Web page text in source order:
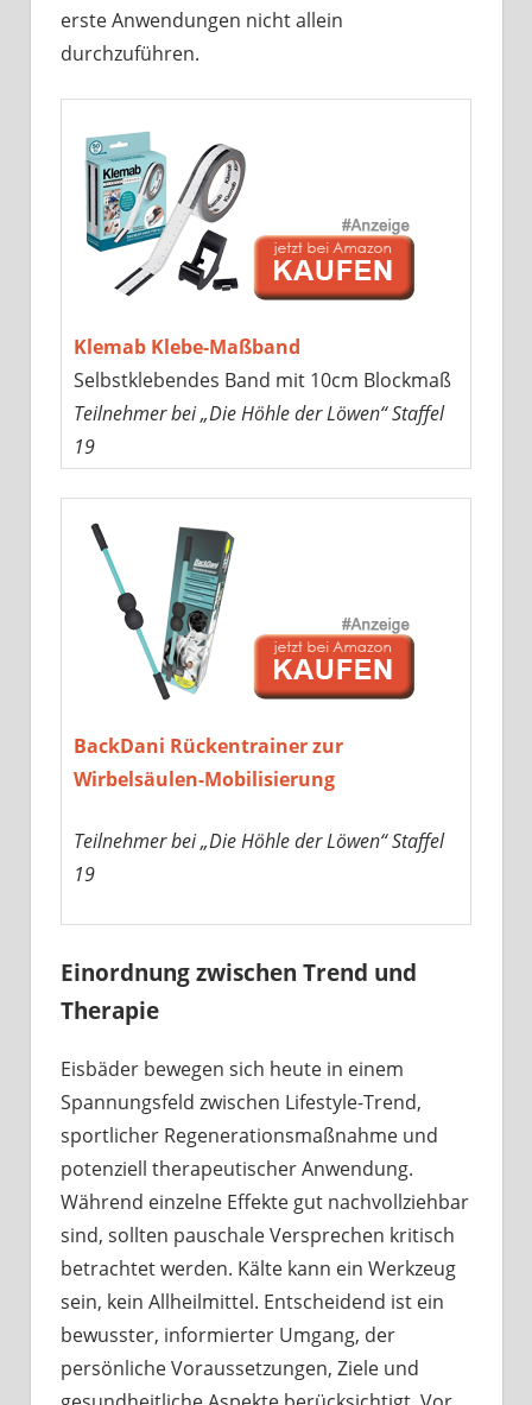
erste Anwendungen nicht allein
durchzuführen.
Klemab Klebe-Maßband
Selbstklebendes Band mit 10cm Blockmaß
Teilnehmer bei „Die Höhle der Löwen“ Staffel
19
BackDani Rückentrainer zur
Wirbelsäulen-Mobilisierung
Teilnehmer bei „Die Höhle der Löwen“ Staffel
19
Einordnung zwischen Trend und
Therapie
Eisbäder bewegen sich heute in einem
Spannungsfeld zwischen Lifestyle-Trend,
sportlicher Regenerationsmaßnahme und
potenziell therapeutischer Anwendung.
Während einzelne Effekte gut nachvollziehbar
sind, sollten pauschale Versprechen kritisch
betrachtet werden. Kälte kann ein Werkzeug
sein, kein Allheilmittel. Entscheidend ist ein
bewusster, informierter Umgang, der
persönliche Voraussetzungen, Ziele und